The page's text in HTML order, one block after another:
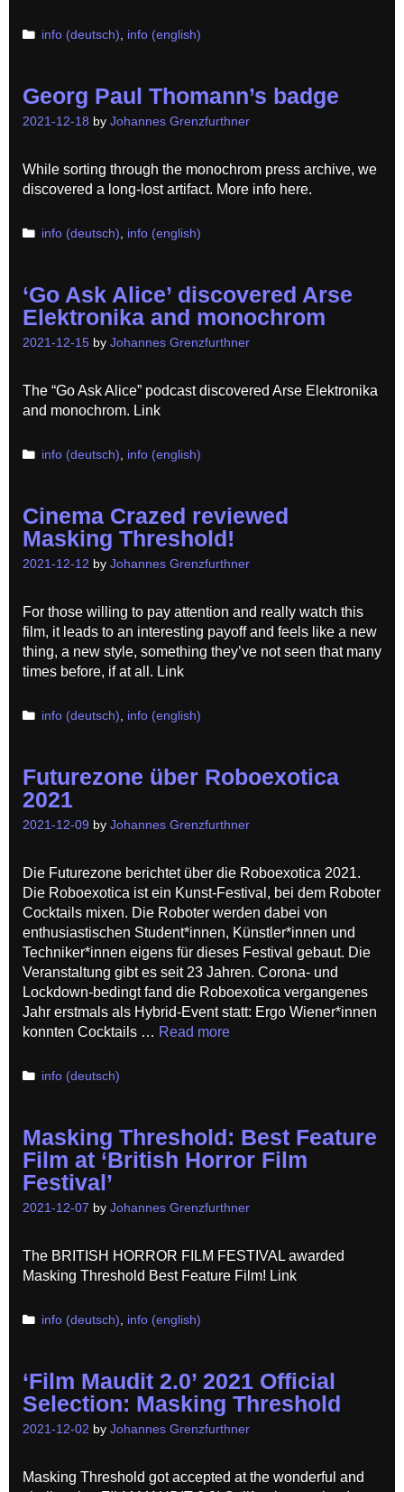
Categories
info (deutsch) info (english)
Georg Paul Thomann’s badge
2021-12-18 by Johannes Grenzfurthner
While sorting through the monochrom press archive, we
discovered a long-lost artifact. More info here.
Categories
info (deutsch) info (english)
‘Go Ask Alice’ discovered Arse
Elektronika and monochrom
2021-12-15 by Johannes Grenzfurthner
The “Go Ask Alice” podcast discovered Arse Elektronika
and monochrom. Link
Categories
info (deutsch) info (english)
Cinema Crazed reviewed
Masking Threshold!
2021-12-12 by Johannes Grenzfurthner
For those willing to pay attention and really watch this
film, it leads to an interesting payoff and feels like a new
thing, a new style, something they’ve not seen that many
times before, if at all. Link
Categories
info (deutsch) info (english)
Futurezone über Roboexotica
2021
2021-12-09 by Johannes Grenzfurthner
Die Futurezone berichtet über die Roboexotica 2021.
Die Roboexotica ist ein Kunst-Festival, bei dem Roboter
Cocktails mixen. Die Roboter werden dabei von
enthusiastischen Student*innen, Künstler*innen und
Techniker*innen eigens für dieses Festival gebaut. Die
Veranstaltung gibt es seit 23 Jahren. Corona- und
Lockdown-bedingt fand die Roboexotica vergangenes
Jahr erstmals als Hybrid-Event statt: Ergo Wiener*innen
konnten Cocktails … Read more
Categories
info (deutsch)
Masking Threshold: Best Feature
Film at ‘British Horror Film
Festival’
2021-12-07 by Johannes Grenzfurthner
The BRITISH HORROR FILM FESTIVAL awarded
Masking Threshold Best Feature Film! Link
Categories
info (deutsch) info (english)
‘Film Maudit 2.0’ 2021 Official
Selection: Masking Threshold
2021-12-02 by Johannes Grenzfurthner
Masking Threshold got accepted at the wonderful and